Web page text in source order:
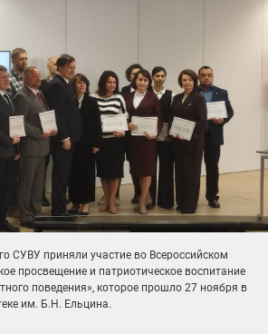
СУВУ приняли участие во Всероссийском
просвещение и патриотическое воспитание
поведения», которое прошло 27 ноября в
им. Б.Н. Ельцина.